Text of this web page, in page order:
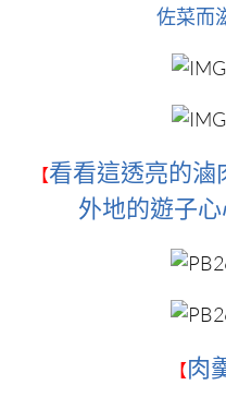
佐菜而
【看看這透亮的滷
外地的遊子
【肉